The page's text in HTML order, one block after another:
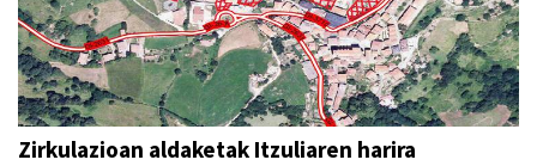
Zirkulazioan aldaketak Itzuliaren harira